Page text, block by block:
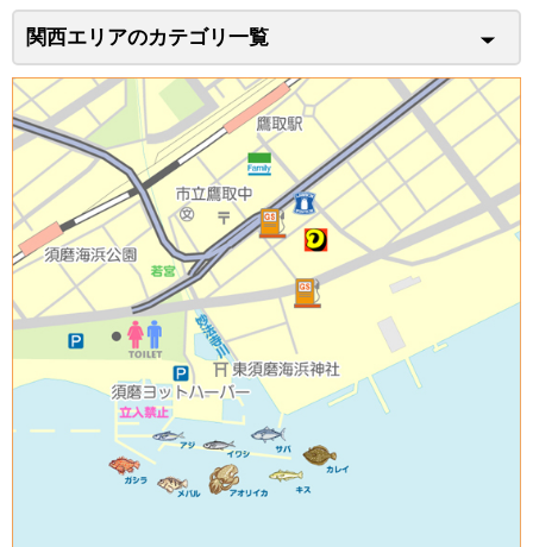
関西エリアのカテゴリ一覧